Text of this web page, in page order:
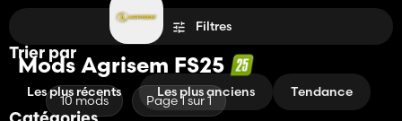
Mods Agrisem FS25
10 mods Page 1 sur 1
Filtres
Trier par
Les plus récents Les plus anciens Tendance